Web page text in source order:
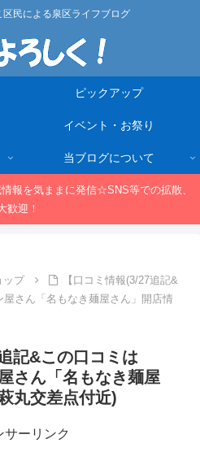
民による泉区ライフブログ
ピックアップ
イベント・お祭り
当ブログについて
報を気ままに発信☆SNS等での拡散、
歓迎！
ップ
【口コミ情報(3/27追記&
屋さん「名もなき麺屋さん」開店情
記&この口コミは
さん「名もなき麺屋
丸交差点付近)
サーリンク